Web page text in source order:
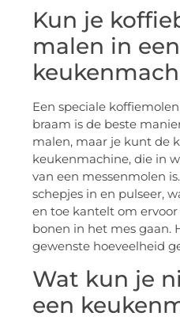
Kun je
malen in een
Een speciale
braam is de beste
malen, maar je kunt de
keukenmachine, die in
van een messenmolen
schepjes in en pulseer,
en toe kantelt om
bonen in het mes gaan.
gewenste hoeveelheid
Wat kun je
een